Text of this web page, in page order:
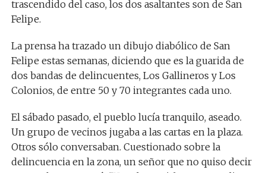
trascendido del caso, los dos asaltantes son de San
Felipe.
La prensa ha trazado un dibujo diabólico de San
Felipe estas semanas, diciendo que es la guarida de
dos bandas de delincuentes, Los Gallineros y Los
Colonios, de entre 50 y 70 integrantes cada uno.
El sábado pasado, el pueblo lucía tranquilo, aseado.
Un grupo de vecinos jugaba a las cartas en la plaza.
Otros sólo conversaban. Cuestionado sobre la
delincuencia en la zona, un señor que no quiso decir